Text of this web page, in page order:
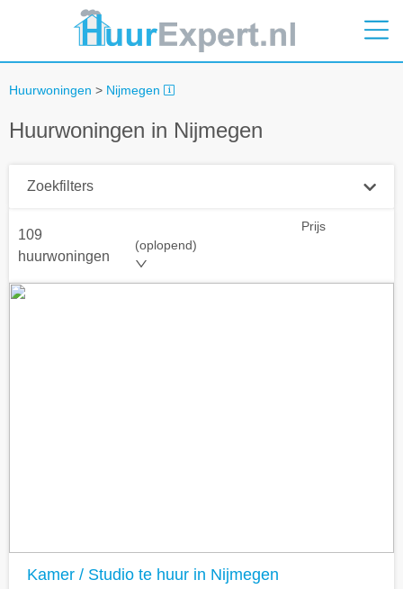
Huurwoningen > Nijmegen
Huurwoningen in Nijmegen
Zoekfilters
Plaatsnaam
+ 0 km
109
huurwoningen
Prijs
(oplopend)
Kamer / Studio te huur in Nijmegen